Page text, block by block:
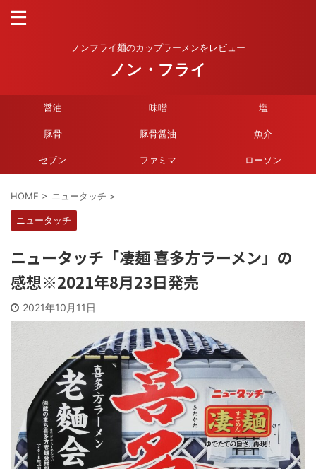
ノンフライ麺のカップラーメンをレビュー
ノン・フライ
醤油 味噌 塩
豚骨 豚骨醤油 魚介
セブン ファミマ ローソン
HOME > ニュータッチ >
ニュータッチ
ニュータッチ「凄麺 喜多方ラーメン」の
感想※2021年8月23日発売
2021年10月11日